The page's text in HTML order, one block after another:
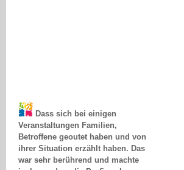
Veranstaltungen Familien,
Betroffene geoutet haben und von
ihrer Situation erzählt haben. Das
war sehr berührend und machte
insbesondere die Profis sehr